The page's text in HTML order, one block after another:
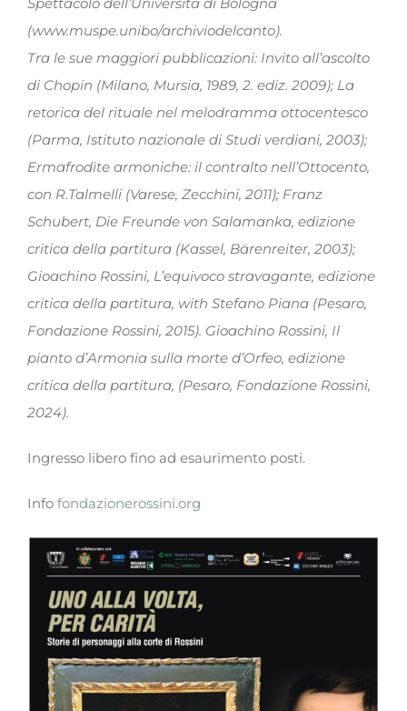
(www.muspe.unibo/archiviodelcanto).
Tra le sue maggiori pubblicazioni: Invito all’ascolto
di Chopin (Milano, Mursia, 1989, 2. ediz. 2009); La
retorica del rituale nel melodramma ottocentesco
(Parma, Istituto nazionale di Studi verdiani, 2003);
Ermafrodite armoniche: il contralto nell’Ottocento,
con R.Talmelli (Varese, Zecchini, 2011); Franz
Schubert, Die Freunde von Salamanka, edizione
critica della partitura (Kassel, Bärenreiter, 2003);
Gioachino Rossini, L’equivoco stravagante, edizione
critica della partitura, with Stefano Piana (Pesaro,
Fondazione Rossini, 2015). Gioachino Rossini, Il
pianto d’Armonia sulla morte d’Orfeo, edizione
critica della partitura, (Pesaro, Fondazione Rossini,
2024).
Ingresso libero fino ad esaurimento posti.
Info fondazionerossini.org